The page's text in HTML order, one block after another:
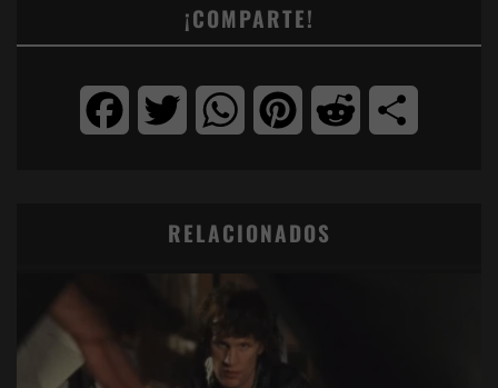
¡COMPARTE!
FacebookTwitter WhatsAppPinterest Reddit
RELACIONADOS